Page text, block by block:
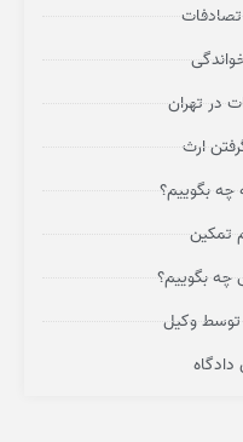
در تهران
ارث
چه بگوییم؟
تمکین
چه بگوییم؟
توسط وکیل
دادگاه